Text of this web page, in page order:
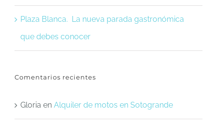
Plaza Blanca. La nueva parada gastronómica
que debes conocer
Comentarios recientes
Gloria en Alquiler de motos en Sotogrande